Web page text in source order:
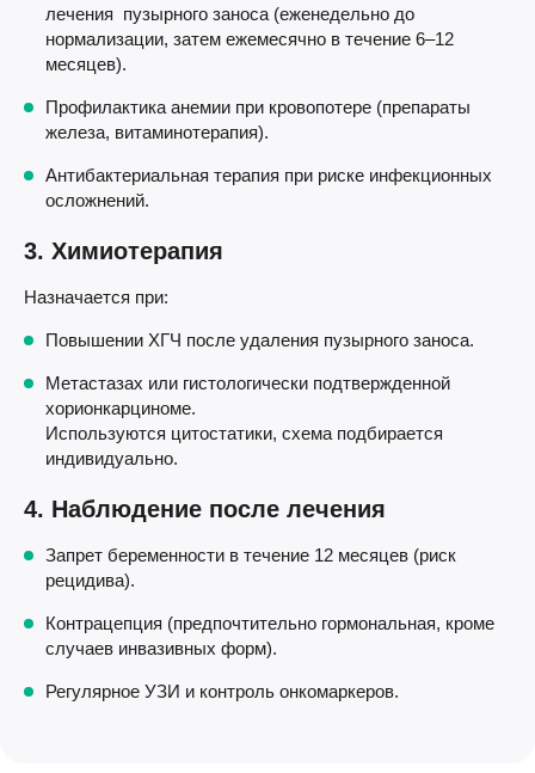
лечения пузырного заноса (еженедельно до
нормализации, затем ежемесячно в течение 6–12
месяцев).
Профилактика анемии при кровопотере (препараты
железа, витаминотерапия).
Антибактериальная терапия при риске инфекционных
осложнений.
3. Химиотерапия
Назначается при:
Повышении ХГЧ после удаления пузырного заноса.
Метастазах или гистологически подтвержденной
хорионкарциноме.
Используются цитостатики, схема подбирается
индивидуально.
4. Наблюдение после лечения
Запрет беременности в течение 12 месяцев (риск
рецидива).
Контрацепция (предпочтительно гормональная, кроме
случаев инвазивных форм).
Регулярное УЗИ и контроль онкомаркеров.